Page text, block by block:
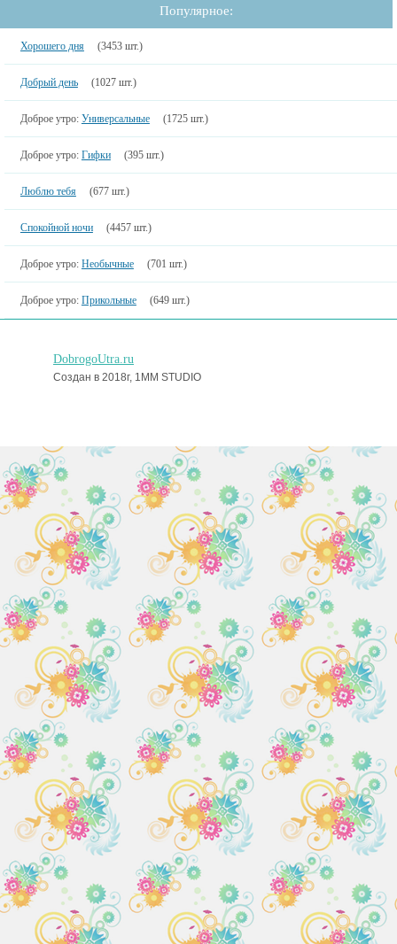
Популярное:
Хорошего дня (3453 шт.)
Добрый день (1027 шт.)
Доброе утро: Универсальные (1725 шт.)
Доброе утро: Гифки (395 шт.)
Люблю тебя (677 шт.)
Спокойной ночи (4457 шт.)
Доброе утро: Необычные (701 шт.)
Доброе утро: Прикольные (649 шт.)
DobrogoUtra.ru
Создан в 2018г, 1MM STUDIO